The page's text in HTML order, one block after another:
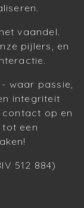
vaandel.
pijlers, en
waar passie,
integriteit
contact op en
een
512 884)